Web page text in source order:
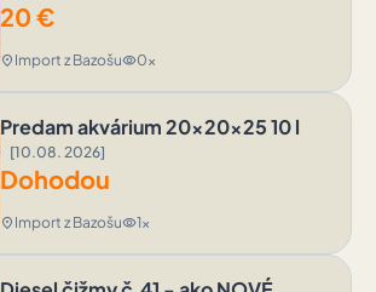
20 €
location_on Import z Bazošuvisibility0x
Predam akvárium 20x20x25 10 l
[10.08. 2026]
Dohodou
location_on Import z Bazošuvisibility1x